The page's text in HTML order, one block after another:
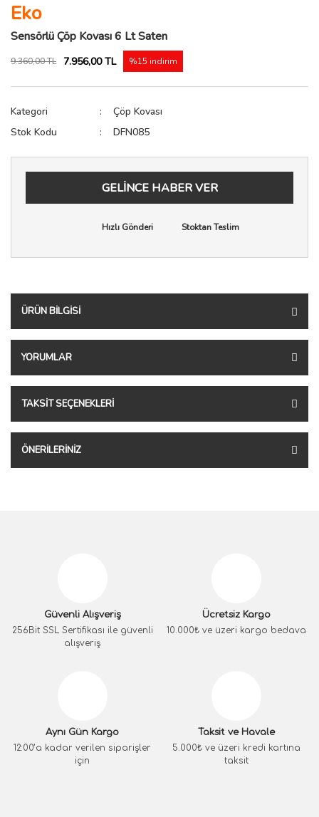
Eko
Sensörlü Çöp Kovası 6 Lt Saten
9.360,00 TL 7.956,00 TL %15 indirim
Kategori
Çöp Kovası
Stok Kodu
DFN085
GELİNCE HABER VER
Hızlı Gönderi Stoktan Teslim
ÜRÜN BILGISI
YORUMLAR
TAKSIT SEÇENEKLERI
ÖNERILERINIZ
Güvenli Alışveriş
256Bit SSL Sertifikası ile güvenli
alışveriş
Ücretsiz Kargo
10.000₺ ve üzeri kargo bedava
Aynı Gün Kargo
12:00’a kadar verilen siparişler
için
Taksit ve Havale
5.000₺ ve üzeri kredi kartına
taksit